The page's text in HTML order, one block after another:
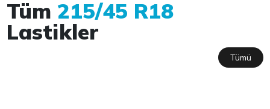
Tüm 215/45 R18
Lastikler
Tümü